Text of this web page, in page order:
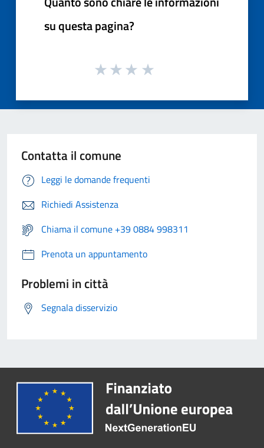
su questa pagina?
Contatta il comune
Leggi le domande frequenti
Richiedi Assistenza
Chiama il comune +39 0884 998311
Prenota un appuntamento
Problemi in città
Segnala disservizio